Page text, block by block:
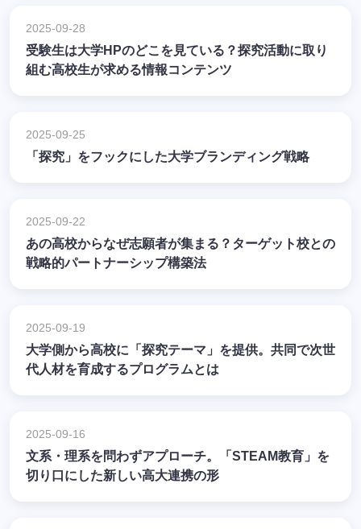
2025-09-28
受験生は大学HPのどこを見ている？探究活動に取り
組む高校生が求める情報コンテンツ
2025-09-25
「探究」をフックにした大学ブランディング戦略
2025-09-22
あの高校からなぜ志願者が集まる？ターゲット校との
戦略的パートナーシップ構築法
2025-09-19
大学側から高校に「探究テーマ」を提供。共同で次世
代人材を育成するプログラムとは
2025-09-16
文系・理系を問わずアプローチ。「STEAM教育」を
切り口にした新しい高大連携の形